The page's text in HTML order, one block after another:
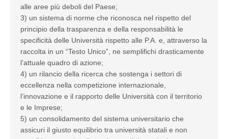
alle aree più deboli del Paese;
3) un sistema di norme che riconosca nel rispetto del
principio della trasparenza e della responsabilità le
specificità delle Università rispetto alle P.A. e, attraverso la
raccolta in un “Testo Unico”, ne semplifichi drasticamente
l’attuale quadro di azione;
4) un rilancio della ricerca che sostenga i settori di
eccellenza nella competizione internazionale,
l’innovazione e il rapporto delle Università con il territorio
e le Imprese;
5) un consolidamento del sistema universitario che
assicuri il giusto equilibrio tra università statali e non